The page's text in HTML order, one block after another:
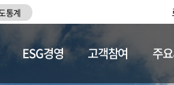
통계
ESG경영 고객참여 주